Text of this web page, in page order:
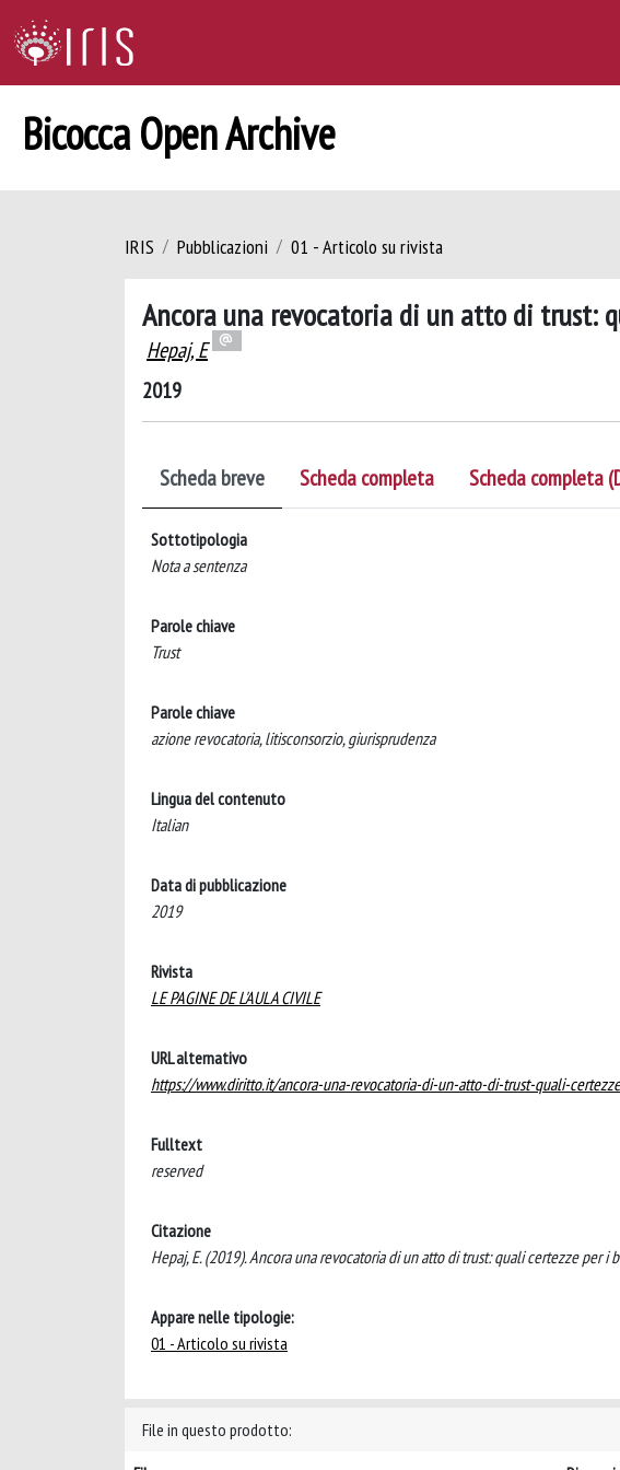
Bicocca Open Archive
IRIS Pubblicazioni 01 - Articolo su rivista
Ancora una revocatoria di un atto di trust:
Hepaj, E
2019
Scheda breve Scheda completa Scheda completa
Sottotipologia
Nota a sentenza
Parole chiave
Trust
Parole chiave
azione revocatoria, litisconsorzio, giurisprudenza
Lingua del contenuto
Italian
Data di pubblicazione
2019
Rivista
LE PAGINE DE L'AULA CIVILE
URL alternativo
https://www.diritto.it/ancora-una-revocatoria-di-un-atto-di-trust-quali-
Fulltext
reserved
Citazione
Hepaj, E. (2019). Ancora una revocatoria di un atto di trust: quali certezze per i
Appare nelle tipologie:
01 - Articolo su rivista
File in questo prodotto: